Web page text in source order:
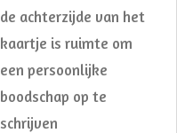
de achterzijde van het
kaartje is ruimte om
een persoonlijke
boodschap op te
schrijven